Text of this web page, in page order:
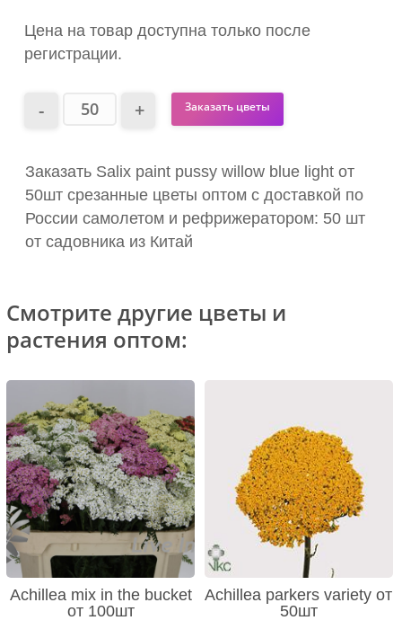
Цена на товар доступна только после
регистрации.
Заказать цветы
Заказать Salix paint pussy willow blue light от
50шт срезанные цветы оптом с доставкой по
России самолетом и рефрижератором: 50 шт
от садовника из Китай
Смотрите другие цветы и
растения оптом:
Achillea mix in the bucket
от 100шт
Achillea parkers variety от
50шт